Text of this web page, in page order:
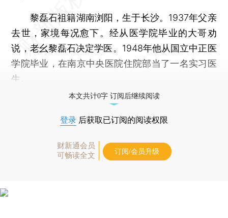
黎磊石祖籍湖南浏阳，生于长沙。1937年父亲
去世，家境每况愈下。经从医学院毕业的大哥劝
说，老幺黎磊石决定学医。1948年他从国立中正医
学院毕业，在南京中央医院住院部当了一名实习医
生。
本文共计0字 订阅后继续阅读
登录 后获取已订阅的阅读权限
财新通会员
可畅读全文
订阅/会员升级